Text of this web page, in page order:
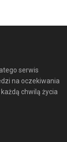
serwis
na oczekiwania
chwilą życia